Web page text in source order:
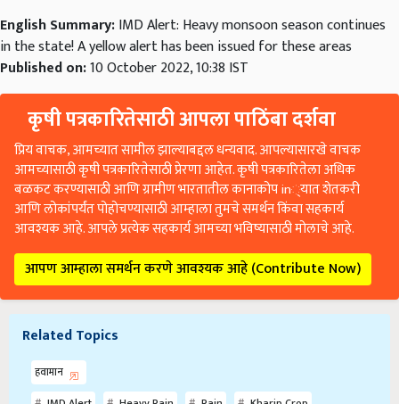
English Summary:IMD Alert: Heavy monsoon season continues
in the state! A yellow alert has been issued for these areas
Published on:10 October 2022, 10:38 IST
कृषी पत्रकारितेसाठी आपला पाठिंबा दर्शवा
प्रिय वाचक, आमच्यात सामील झाल्याबद्दल धन्यवाद. आपल्यासारखे वाचक
आमच्यासाठी कृषी पत्रकारितेसाठी प्रेरणा आहेत. कृषी पत्रकारितेला अधिक
बळकट करण्यासाठी आणि ग्रामीण भारतातील कानाकोप in्यात शेतकरी
आणि लोकांपर्यंत पोहोचण्यासाठी आम्हाला तुमचे समर्थन किंवा सहकार्य
आवश्यक आहे. आपले प्रत्येक सहकार्य आमच्या भविष्यासाठी मोलाचे आहे.
आपण आम्हाला समर्थन करणे आवश्यक आहे (Contribute Now)
Related Topics
हवामान